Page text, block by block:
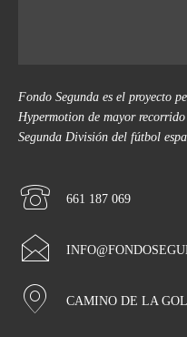
Fondo Segunda es el proyecto
Hypermotion de mayor
Segunda División del fútbol
661 187 069
CAMINO DE LA